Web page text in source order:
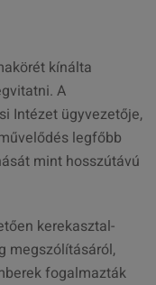
kínálta
A
Intézet ügyvezetője,
legfőbb
mint hosszútávú
kerekasztal-
megszólításáról,
fogalmazták